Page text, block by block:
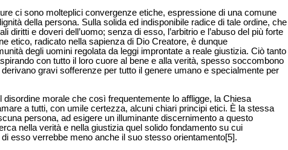
ci sono molteplici convergenze etiche, espressione di una comune
della persona. Sulla solida ed indisponibile radice di tale ordine, che
e doveri dell’uomo; senza di esso, l’arbitrio e l’abuso del più forte
etico, radicato nella sapienza di Dio Creatore, è dunque
degli uomini regolata da leggi improntate a reale giustizia. Ciò tanto
con tutto il loro cuore al bene e alla verità, spesso soccombono
gravi sofferenze per tutto il genere umano e specialmente per
disordine morale che così frequentemente lo affligge, la Chiesa
a tutti, con umile certezza, alcuni chiari principi etici. È la stessa
persona, ad esigere un illuminante discernimento a questo
nella verità e nella giustizia quel solido fondamento su cui
esso verrebbe meno anche il suo stesso orientamento[5].